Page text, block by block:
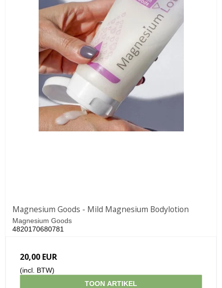
Magnesium Goods - Mild Magnesium Bodylotion
Magnesium Goods
4820170680781
20,00 EUR
(incl. BTW)
TOON ARTIKEL